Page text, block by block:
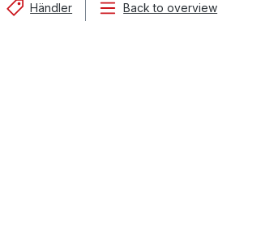
Händler Back to overview